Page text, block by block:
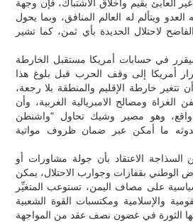
العابئ بقيم وأخلاق الاشتباك، فإن وجهة
ويتألم له العالم المنافق، وبما يحول
لاحتلال الحديدة بأي ثمن، كما تشير
في حسابات أمريكا مستقبل الخارطة
أمريكا إلى وقف الحرب قبل بلوغ هذا
تتغير خارطة الإقليم والمنطقة بلا رجعة،
ومصالح الامبريالية الغربية، وأن
واقع، وهو مصير وشيك تحاول "واشنطن
ما أمكن عبر ضمان ظروف مواتية
السذاجة الاعتقاد بأن جولة مشاورات أو
الوطني بقفازات وجوارب الاحتلال، يمكن
على مصاف اليمن، تستوعب المتغيِّر
والإسلامية ومكتسبات القوة الشعبية
الثورة في غضون نصف عقد من المواجهة